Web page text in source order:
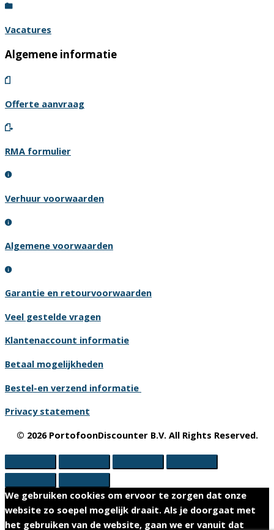
Vacatures
Algemene informatie
Offerte aanvraag
RMA formulier
Verhuur voorwaarden
Algemene voorwaarden
Garantie en retourvoorwaarden
Veel gestelde vragen
Klantenaccount informatie
Betaal mogelijkheden
Bestel-en verzend informatie
Privacy statement
© 2026 PortofoonDiscounter B.V. All Rights Reserved.
We gebruiken cookies om ervoor te zorgen dat onze
website zo soepel mogelijk draait. Als je doorgaat met
het gebruiken van de website, gaan we er vanuit dat